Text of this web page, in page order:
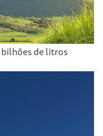
de litros